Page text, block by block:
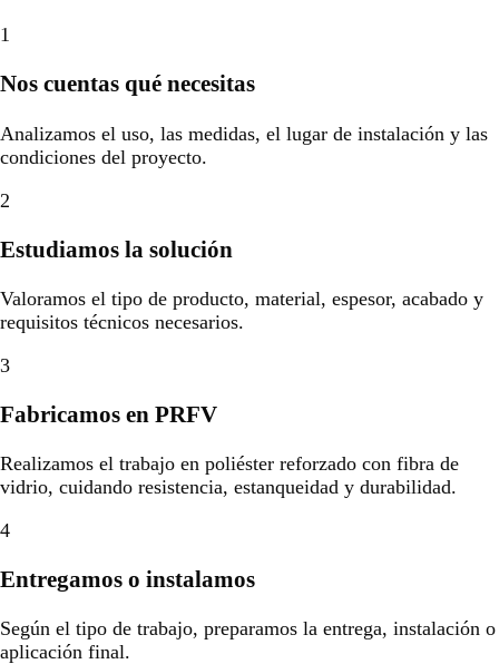
1
Nos cuentas qué necesitas
Analizamos el uso, las medidas, el lugar de instalación y las
condiciones del proyecto.
2
Estudiamos la solución
Valoramos el tipo de producto, material, espesor, acabado y
requisitos técnicos necesarios.
3
Fabricamos en PRFV
Realizamos el trabajo en poliéster reforzado con fibra de
vidrio, cuidando resistencia, estanqueidad y durabilidad.
4
Entregamos o instalamos
Según el tipo de trabajo, preparamos la entrega, instalación o
aplicación final.